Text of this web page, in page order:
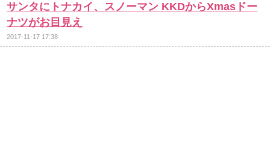
サンタにトナカイ、スノーマン KKDからXmasドー
ナツがお目見え
2017-11-17 17:38